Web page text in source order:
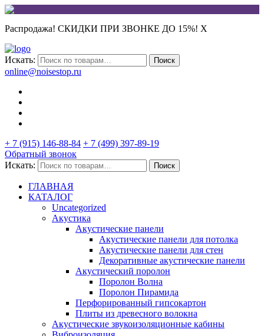
Распродажа! СКИДКИ ПРИ ЗВОНКЕ ДО 15%! X
Искать: Поиск
online@noisestop.ru
+ 7 (915) 146-88-84 + 7 (499) 397-89-19
Обратный звонок
Искать:
Поиск
ГЛАВНАЯ
КАТАЛОГ
Uncategorized
Акустика
Акустические панели
Акустические панели для потолка
Акустические панели для стен
Декоративные акустические панели
Акустический поролон
Поролон Волна
Поролон Пирамида
Перфорированный гипсокартон
Плиты из древесного волокна
Акустические звукоизоляционные кабины